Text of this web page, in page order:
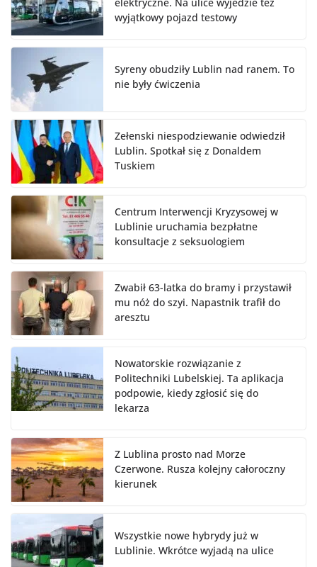
wyjątkowy pojazd testowy
Syreny obudziły Lublin nad ranem. To
nie były ćwiczenia
Zełenski niespodziewanie odwiedził
Lublin. Spotkał się z Donaldem
Tuskiem
Centrum Interwencji Kryzysowej w
Lublinie uruchamia bezpłatne
konsultacje z seksuologiem
Zwabił 63-latka do bramy i przystawił
mu nóż do szyi. Napastnik trafił do
aresztu
Nowatorskie rozwiązanie z
Politechniki Lubelskiej. Ta aplikacja
podpowie, kiedy zgłosić się do
lekarza
Z Lublina prosto nad Morze
Czerwone. Rusza kolejny całoroczny
kierunek
Wszystkie nowe hybrydy już w
Lublinie. Wkrótce wyjadą na ulice